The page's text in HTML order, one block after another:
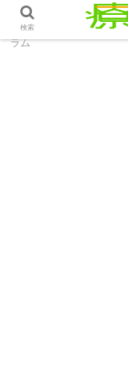
ホーム コラム
ラム
検索